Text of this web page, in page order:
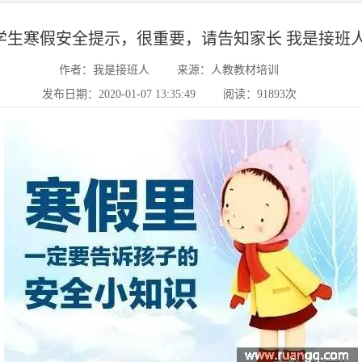
生寒假安全提示，很重要，请告知家长 我是接班
作者：我是接班人
来源：人教教材培训
发布日期：2020-01-07 13:35:49
阅读：91893次